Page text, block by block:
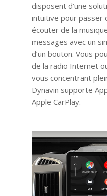
disposent d’une
intuitive pour passer
écouter de la
messages avec un
d’un bouton. Vous
de la radio Internet
vous concentrant
Dynavin supporte
Apple CarPlay.